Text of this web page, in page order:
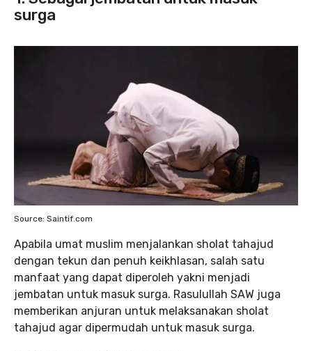
surga
Source: Saintif.com
Apabila umat muslim menjalankan sholat tahajud
dengan tekun dan penuh keikhlasan, salah satu
manfaat yang dapat diperoleh yakni menjadi
jembatan untuk masuk surga. Rasulullah SAW juga
memberikan anjuran untuk melaksanakan sholat
tahajud agar dipermudah untuk masuk surga.